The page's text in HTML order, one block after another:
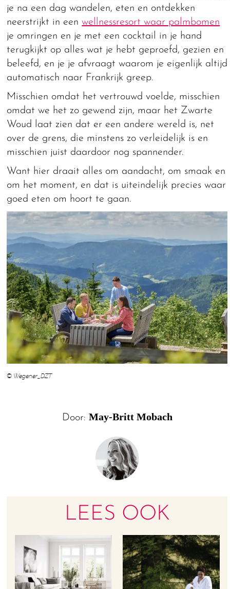
je na een dag wandelen, eten en ontdekken
neerstrijkt in eenwellnessresort waar palmbomen
je omringen en je met een cocktail in je hand
terugkijkt op alles wat je hebt geproefd, gezien en
beleefd, en je je afvraagt waarom je eigenlijk altijd
automatisch naar Frankrijk greep.
Misschien omdat het vertrouwd voelde, misschien
omdat we het zo gewend zijn, maar het Zwarte
Woud laat zien dat er een andere wereld is, net
over de grens, die minstens zo verleidelijk is en
misschien juist daardoor nog spannender.
Want hier draait alles om aandacht, om smaak en
om het moment, en dat is uiteindelijk precies waar
goed eten om hoort te gaan.
© Wegener_DZT
Door: May-Britt Mobach
LEES OOK